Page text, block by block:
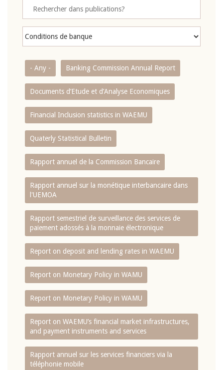
- Any - Banking Commission Annual Report
Documents d’Etude et d’Analyse Economiques
Financial Inclusion statistics in WAEMU
Quaterly Statistical Bulletin
Rapport annuel de la Commission Bancaire
Rapport annuel sur la monétique interbancaire dans
l'UEMOA
Rapport semestriel de surveillance des services de
paiement adossés à la monnaie électronique
Report on deposit and lending rates in WAEMU
Report on Monetary Policy in WAMU
Report on Monetary Policy in WAMU
Report on WAEMU’s financial market infrastructures,
and payment instruments and services
Rapport annuel sur les services financiers via la
téléphonie mobile